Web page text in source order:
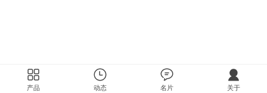
产品 动态 名片 关于